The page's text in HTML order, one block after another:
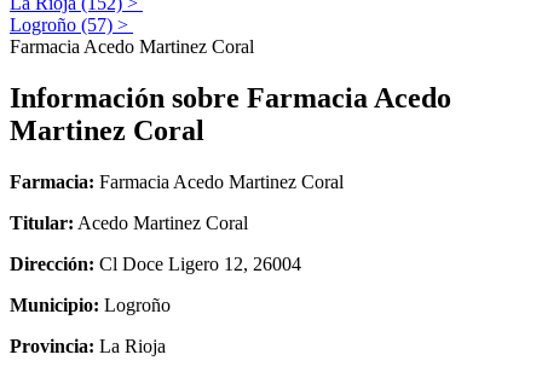
Logroño (57) >
Farmacia Acedo Martinez Coral
Información sobre Farmacia Acedo
Martinez Coral
Farmacia: Farmacia Acedo Martinez Coral
Titular: Acedo Martinez Coral
Dirección: Cl Doce Ligero 12, 26004
Municipio: Logroño
Provincia: La Rioja